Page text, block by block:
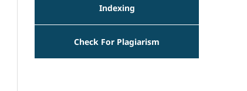
Indexing
Check For Plagiarism